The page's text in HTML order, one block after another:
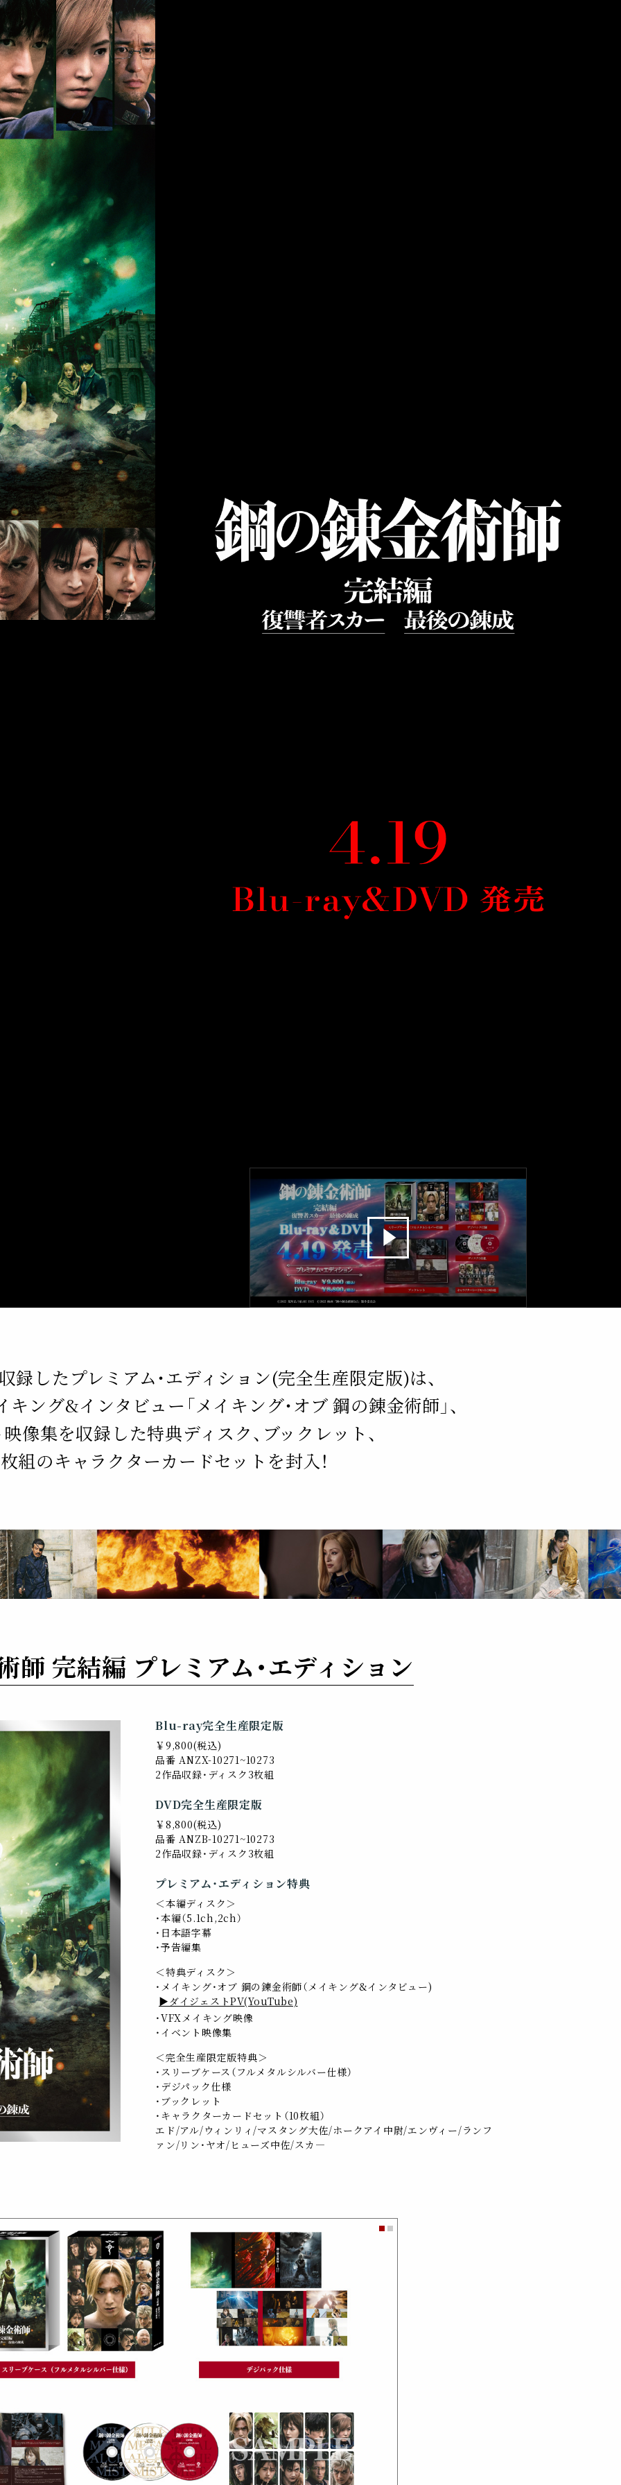
録したプレミアム・エディション(完全生産限定版)は、
ング&インタビュー「メイキング・オブ 鋼の錬金術師」、
像集を収録した特典ディスク、 ブックレット、
組のキャラクターカードセットを封入！
師 完結編 プレミアム・エディション
Blu-ray完全生産限定版
￥9,800(税込)
品番 ANZX-10271~10273
2作品収録・ディスク3枚組
DVD完全生産限定版
￥8,800(税込)
品番 ANZB-10271~10273
2作品収録・ディスク3枚組
プレミアム・エディション特典
＜本編ディスク＞
・本編（5.1ch,2ch）
・日本語字幕
・予告編集
＜特典ディスク＞
・メイキング・オブ 鋼の錬金術師（メイキング&インタビュー)
▶ダイジェストPV(YouTube)
・VFXメイキング映像
・イベント映像集
＜完全生産限定版特典＞
・スリーブケース（フルメタルシルバー仕様）
・デジパック仕様
・ブックレット
・キャラクターカードセット（10枚組）
エド/アル/ウィンリィ/マスタング大佐/ホークアイ中尉/エンヴィー/ランフ
ァン/リン・ヤオ/ヒューズ中佐/スカ―